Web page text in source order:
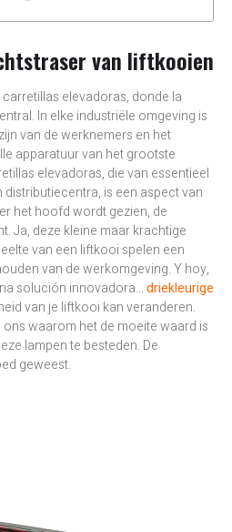
van liftkooien
elevadoras, donde la
In elke industriële omgeving is
van de werknemers en het
apparatuur van het grootste
elevadoras, die van essentieel
is een aspect van
het hoofd wordt gezien, de
Ja, deze kleine maar krachtige
van een liftkooi spelen een
van de werkomgeving. Y hoy,
solución innovadora...driekleurige
van je liftkooi kan veranderen.
waarom het de moeite waard is
lampen te besteden. De
geweest.